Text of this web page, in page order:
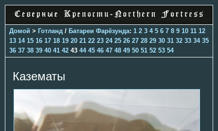
Домой > Готланд / Батареи Фарёзунда: 1 2 3 4 5 6 7 8 9 10 11 12
13 14 15 16 17 18 19 20 21 22 23 24 25 26 27 28 29 30 31 32 33 34 35
36 37 38 39 40 41 42 43 44 45 46 47 48 49 50 51 52 53 54
Казематы